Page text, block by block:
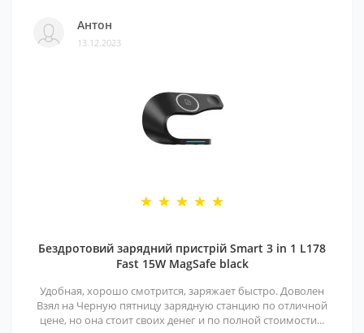
Антон
13.12.2023
Бездротовий зарядний пристрій Smart 3 in 1 L178
Fast 15W MagSafe black
Удобная, хорошо смотрится, заряжает быстро. Доволен
Взял на Черную пятницу зарядную станцию по отличной
цене, но она стоит своих денег и по полной стоимости...